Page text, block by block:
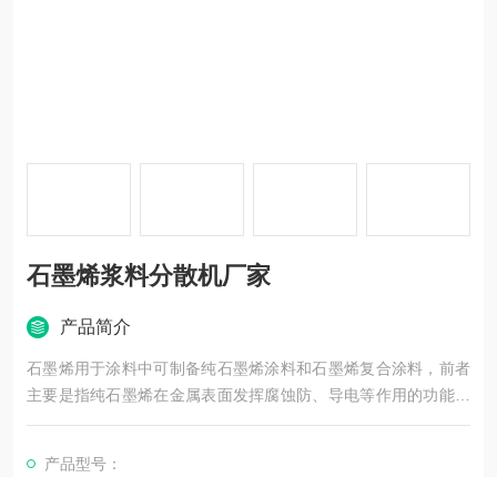
石墨烯浆料分散机厂家
产品简介
石墨烯用于涂料中可制备纯石墨烯涂料和石墨烯复合涂料，前者
主要是指纯石墨烯在金属表面发挥腐蚀防、导电等作用的功能涂
料;后者主要是指石墨烯首先与聚合物树脂复合，然后以复合材料
产品型号：